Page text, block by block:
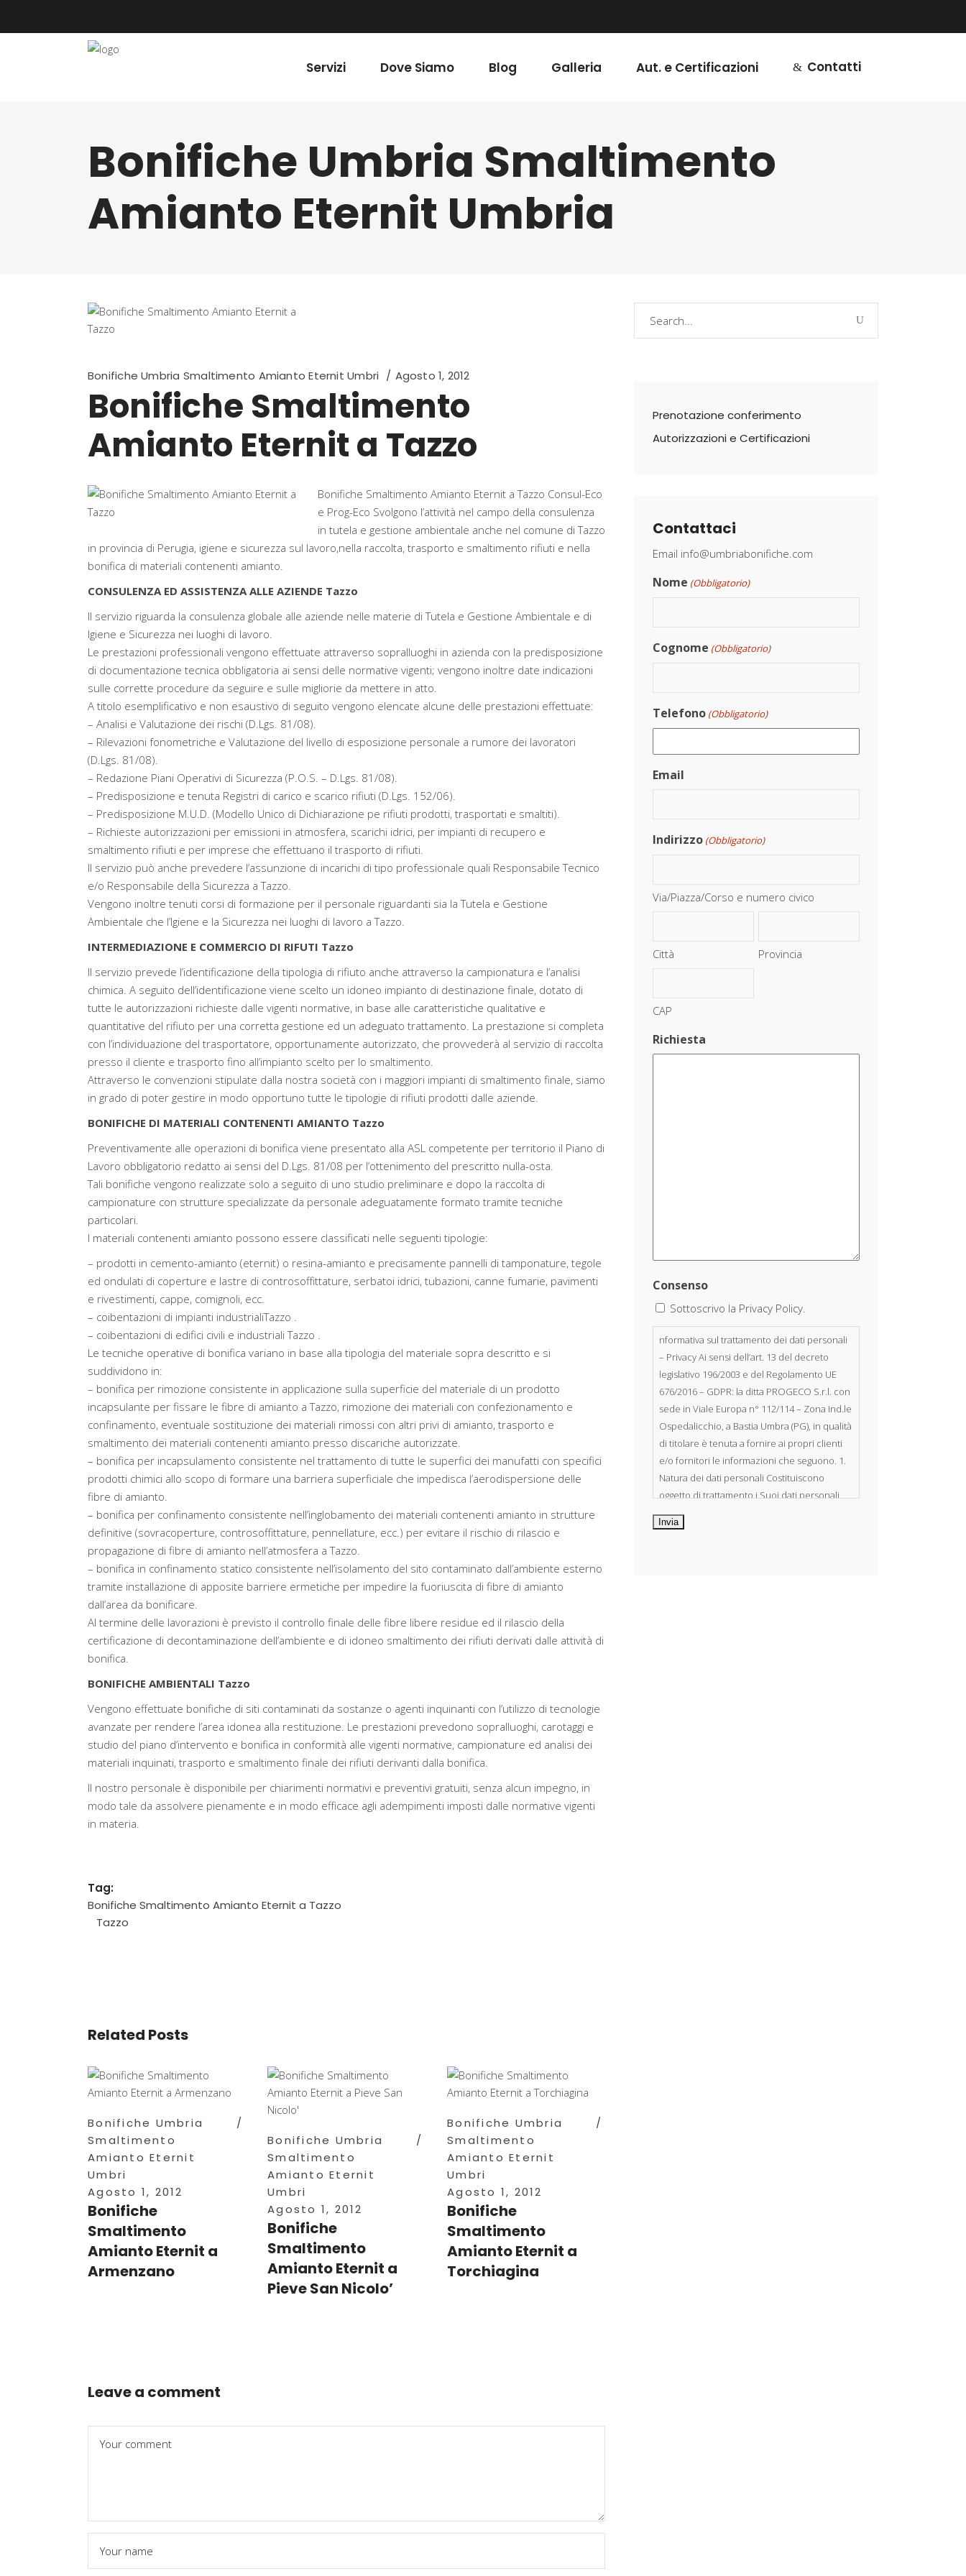
Servizi Dove Siamo Blog Galleria Aut. e Certificazioni Contatti
Bonifiche Umbria Smaltimento
Amianto Eternit Umbria
Bonifiche Umbria Smaltimento Amianto Eternit Umbri Agosto 1, 2012
Bonifiche Smaltimento
Amianto Eternit a Tazzo
Bonifiche Smaltimento Amianto Eternit a Tazzo Consul-Eco
e Prog-Eco Svolgono l’attività nel campo della consulenza
in tutela e gestione ambientale anche nel comune di Tazzo
in provincia di Perugia, igiene e sicurezza sul lavoro,nella raccolta, trasporto e smaltimento rifiuti e nella
bonifica di materiali contenenti amianto.
CONSULENZA ED ASSISTENZA ALLE AZIENDE Tazzo
Il servizio riguarda la consulenza globale alle aziende nelle materie di Tutela e Gestione Ambientale e di
Igiene e Sicurezza nei luoghi di lavoro.
Le prestazioni professionali vengono effettuate attraverso sopralluoghi in azienda con la predisposizione
di documentazione tecnica obbligatoria ai sensi delle normative vigenti; vengono inoltre date indicazioni
sulle corrette procedure da seguire e sulle migliorie da mettere in atto.
A titolo esemplificativo e non esaustivo di seguito vengono elencate alcune delle prestazioni effettuate:
– Analisi e Valutazione dei rischi (D.Lgs. 81/08).
– Rilevazioni fonometriche e Valutazione del livello di esposizione personale a rumore dei lavoratori
(D.Lgs. 81/08).
– Redazione Piani Operativi di Sicurezza (P.O.S. – D.Lgs. 81/08).
– Predisposizione e tenuta Registri di carico e scarico rifiuti (D.Lgs. 152/06).
– Predisposizione M.U.D. (Modello Unico di Dichiarazione pe rifiuti prodotti, trasportati e smaltiti).
– Richieste autorizzazioni per emissioni in atmosfera, scarichi idrici, per impianti di recupero e
smaltimento rifiuti e per imprese che effettuano il trasporto di rifiuti.
Il servizio può anche prevedere l’assunzione di incarichi di tipo professionale quali Responsabile Tecnico
e/o Responsabile della Sicurezza a Tazzo.
Vengono inoltre tenuti corsi di formazione per il personale riguardanti sia la Tutela e Gestione
Ambientale che l’Igiene e la Sicurezza nei luoghi di lavoro a Tazzo.
INTERMEDIAZIONE E COMMERCIO DI RIFUTI Tazzo
Il servizio prevede l’identificazione della tipologia di rifiuto anche attraverso la campionatura e l’analisi
chimica. A seguito dell’identificazione viene scelto un idoneo impianto di destinazione finale, dotato di
tutte le autorizzazioni richieste dalle vigenti normative, in base alle caratteristiche qualitative e
quantitative del rifiuto per una corretta gestione ed un adeguato trattamento. La prestazione si completa
con l’individuazione del trasportatore, opportunamente autorizzato, che provvederà al servizio di raccolta
presso il cliente e trasporto fino all’impianto scelto per lo smaltimento.
Attraverso le convenzioni stipulate dalla nostra società con i maggiori impianti di smaltimento finale, siamo
in grado di poter gestire in modo opportuno tutte le tipologie di rifiuti prodotti dalle aziende.
BONIFICHE DI MATERIALI CONTENENTI AMIANTO Tazzo
Preventivamente alle operazioni di bonifica viene presentato alla ASL competente per territorio il Piano di
Lavoro obbligatorio redatto ai sensi del D.Lgs. 81/08 per l’ottenimento del prescritto nulla-osta.
Tali bonifiche vengono realizzate solo a seguito di uno studio preliminare e dopo la raccolta di
campionature con strutture specializzate da personale adeguatamente formato tramite tecniche
particolari.
I materiali contenenti amianto possono essere classificati nelle seguenti tipologie:
– prodotti in cemento-amianto (eternit) o resina-amianto e precisamente pannelli di tamponature, tegole
ed ondulati di coperture e lastre di controsoffittature, serbatoi idrici, tubazioni, canne fumarie, pavimenti
e rivestimenti, cappe, comignoli, ecc.
– coibentazioni di impianti industrialiTazzo .
– coibentazioni di edifici civili e industriali Tazzo .
Le tecniche operative di bonifica variano in base alla tipologia del materiale sopra descritto e si
suddividono in:
– bonifica per rimozione consistente in applicazione sulla superficie del materiale di un prodotto
incapsulante per fissare le fibre di amianto a Tazzo, rimozione dei materiali con confezionamento e
confinamento, eventuale sostituzione dei materiali rimossi con altri privi di amianto, trasporto e
smaltimento dei materiali contenenti amianto presso discariche autorizzate.
– bonifica per incapsulamento consistente nel trattamento di tutte le superfici dei manufatti con specifici
prodotti chimici allo scopo di formare una barriera superficiale che impedisca l’aerodispersione delle
fibre di amianto.
– bonifica per confinamento consistente nell’inglobamento dei materiali contenenti amianto in strutture
definitive (sovracoperture, controsoffittature, pennellature, ecc.) per evitare il rischio di rilascio e
propagazione di fibre di amianto nell’atmosfera a Tazzo.
– bonifica in confinamento statico consistente nell’isolamento del sito contaminato dall’ambiente esterno
tramite installazione di apposite barriere ermetiche per impedire la fuoriuscita di fibre di amianto
dall’area da bonificare.
Al termine delle lavorazioni è previsto il controllo finale delle fibre libere residue ed il rilascio della
certificazione di decontaminazione dell’ambiente e di idoneo smaltimento dei rifiuti derivati dalle attività di
bonifica.
BONIFICHE AMBIENTALI Tazzo
Vengono effettuate bonifiche di siti contaminati da sostanze o agenti inquinanti con l’utilizzo di tecnologie
avanzate per rendere l’area idonea alla restituzione. Le prestazioni prevedono sopralluoghi, carotaggi e
studio del piano d’intervento e bonifica in conformità alle vigenti normative, campionature ed analisi dei
materiali inquinati, trasporto e smaltimento finale dei rifiuti derivanti dalla bonifica.
Il nostro personale è disponibile per chiarimenti normativi e preventivi gratuiti, senza alcun impegno, in
modo tale da assolvere pienamente e in modo efficace agli adempimenti imposti dalle normative vigenti
in materia.
Tag:
Bonifiche Smaltimento Amianto Eternit a Tazzo
Tazzo
Related Posts
Bonifiche Umbria
Smaltimento
Amianto Eternit
Umbri
Agosto 1, 2012
Bonifiche
Smaltimento
Amianto Eternit a
Armenzano
Bonifiche Umbria
Smaltimento
Amianto Eternit
Umbri
Agosto 1, 2012
Bonifiche
Smaltimento
Amianto Eternit a
Pieve San Nicolo’
Bonifiche Umbria
Smaltimento
Amianto Eternit
Umbri
Agosto 1, 2012
Bonifiche
Smaltimento
Amianto Eternit a
Torchiagina
Leave a comment
Prenotazione conferimento
Autorizzazioni e Certificazioni
Contattaci
Email info@umbriabonifiche.com
Nome (Obbligatorio)
Cognome (Obbligatorio)
Telefono (Obbligatorio)
Email
Indirizzo (Obbligatorio)
Via/Piazza/Corso e numero civico
Città Provincia
CAP
Richiesta
Consenso
Sottoscrivo la Privacy Policy.
nformativa sul trattamento dei dati personali
– Privacy Ai sensi dell’art. 13 del decreto
legislativo 196/2003 e del Regolamento UE
676/2016 – GDPR: la ditta PROGECO S.r.l. con
sede in Viale Europa n° 112/114 – Zona Ind.le
Ospedalicchio, a Bastia Umbra (PG), in qualità
di titolare è tenuta a fornire ai propri clienti
e/o fornitori le informazioni che seguono. 1.
Natura dei dati personali Costituiscono
oggetto di trattamento i Suoi dati personali,
riferibili direttamente od indirettamente al
suo rapporto con la ditta scrivente, per il